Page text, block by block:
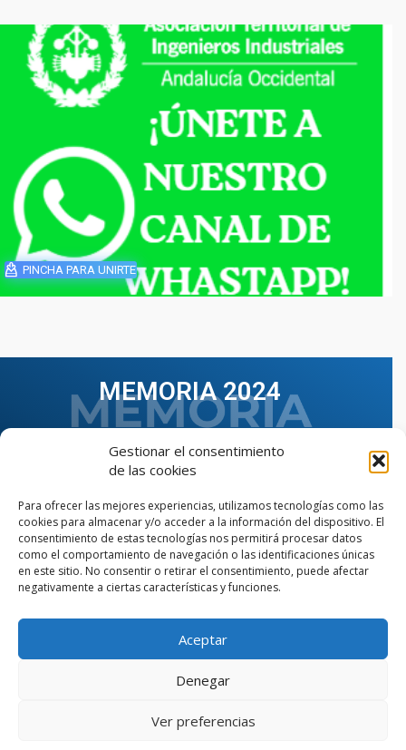
Gestionar el consentimiento
de las cookies
Para ofrecer las mejores experiencias, utilizamos tecnologías como las
cookies para almacenar y/o acceder a la información del dispositivo. El
consentimiento de estas tecnologías nos permitirá procesar datos
como el comportamiento de navegación o las identificaciones únicas
en este sitio. No consentir o retirar el consentimiento, puede afectar
negativamente a ciertas características y funciones.
Aceptar
Denegar
Ver preferencias
PINCHA PARA UNIRTE
MEMORIA 2024
VER TODAS LAS MEMORIAS
© Copyright © 2023 AIIAOC - Asociación Territorial de
Ingenieros Industriales de Andalucía Occidental. Página